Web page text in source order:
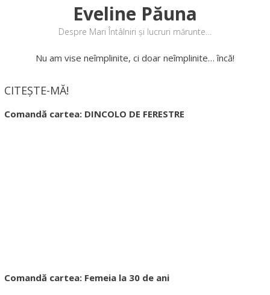
Eveline Păuna
Despre Mari Întâlniri și lucruri mărunte…
Nu am vise neîmplinite, ci doar neîmplinite… încă!
CITEȘTE-MĂ!
Comandă cartea: DINCOLO DE FERESTRE
Comandă cartea: Femeia la 30 de ani